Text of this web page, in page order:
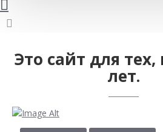
Это сайт для тех,
лет.